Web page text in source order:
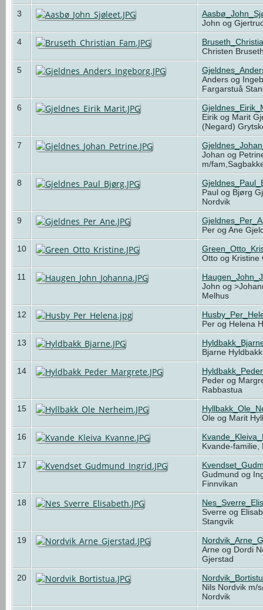
3
John og
4
Christen
5
Anders og
Fargarstuå
6
Eirik og Marit
(Negard)
7
Johan og
m/
8
Paul og Bjørg
Nordvik
9
Per og Ane
10
Otto og
11
John og
Melhus
12
Per og Helena
13
Bjarne
14
Peder og
Rabbastua
15
Ole og Marit
16
Kvande-
17
Gudmund og
Finnvikan
18
Sverre og
Stangvik
19
Arne og Dordi
Gjerstad
20
Nils Nordvik m/
Nordvik